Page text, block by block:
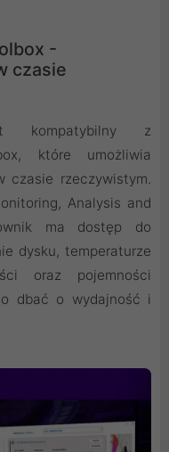
-
czasie
kompatybilny z
które umożliwia
czasie rzeczywistym.
Analysis and
ma dostęp do
dysku, temperaturze
oraz pojemności
dbać o wydajność i